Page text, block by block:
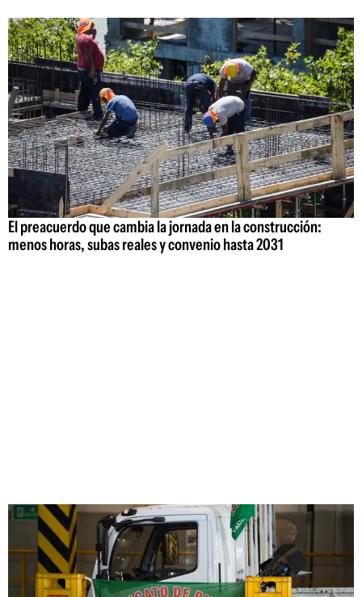
El preacuerdo que cambia la jornada en la construcción:
menos horas, subas reales y convenio hasta 2031